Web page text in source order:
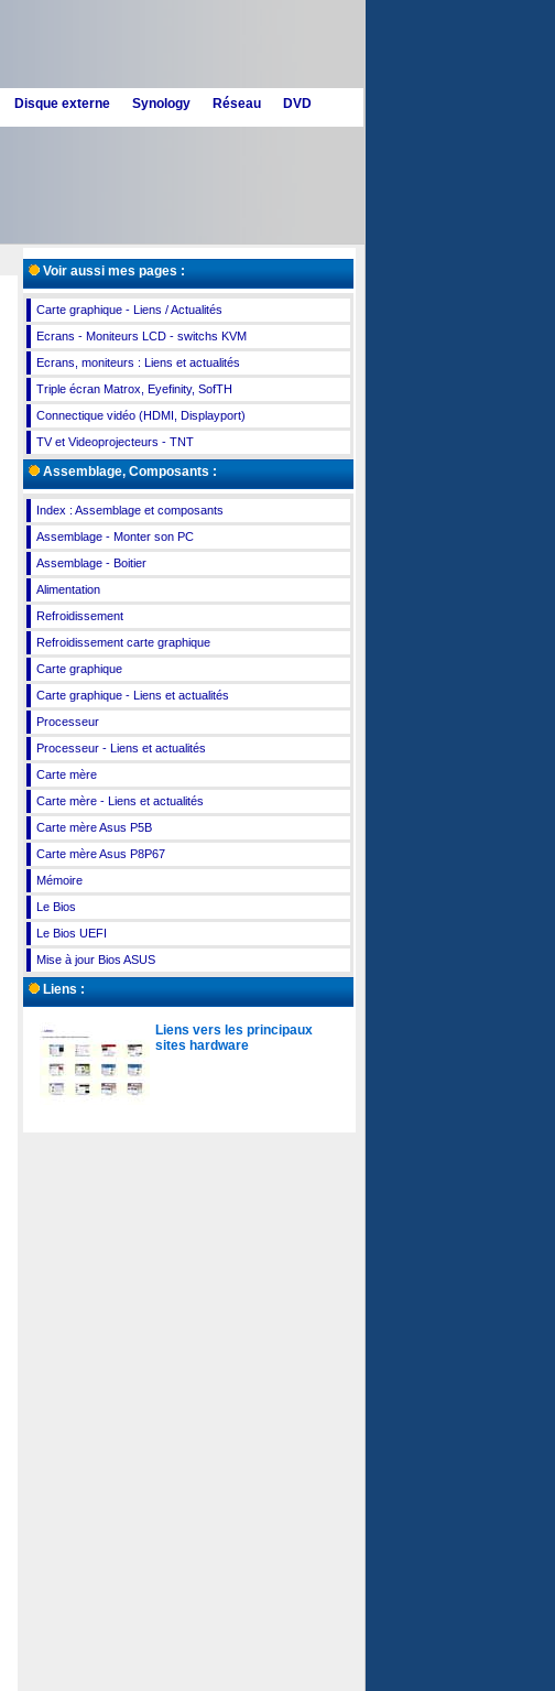
Disque externe Synology Réseau DVD
Voir aussi mes pages :
Carte graphique - Liens / Actualités
Ecrans - Moniteurs LCD - switchs KVM
Ecrans, moniteurs : Liens et actualités
Triple écran Matrox, Eyefinity, SofTH
Connectique vidéo (HDMI, Displayport)
TV et Videoprojecteurs - TNT
Assemblage, Composants :
Index : Assemblage et composants
Assemblage - Monter son PC
Assemblage - Boitier
Alimentation
Refroidissement
Refroidissement carte graphique
Carte graphique
Carte graphique - Liens et actualités
Processeur
Processeur - Liens et actualités
Carte mère
Carte mère - Liens et actualités
Carte mère Asus P5B
Carte mère Asus P8P67
Mémoire
Le Bios
Le Bios UEFI
Mise à jour Bios ASUS
Liens :
Liens vers les principaux
sites hardware